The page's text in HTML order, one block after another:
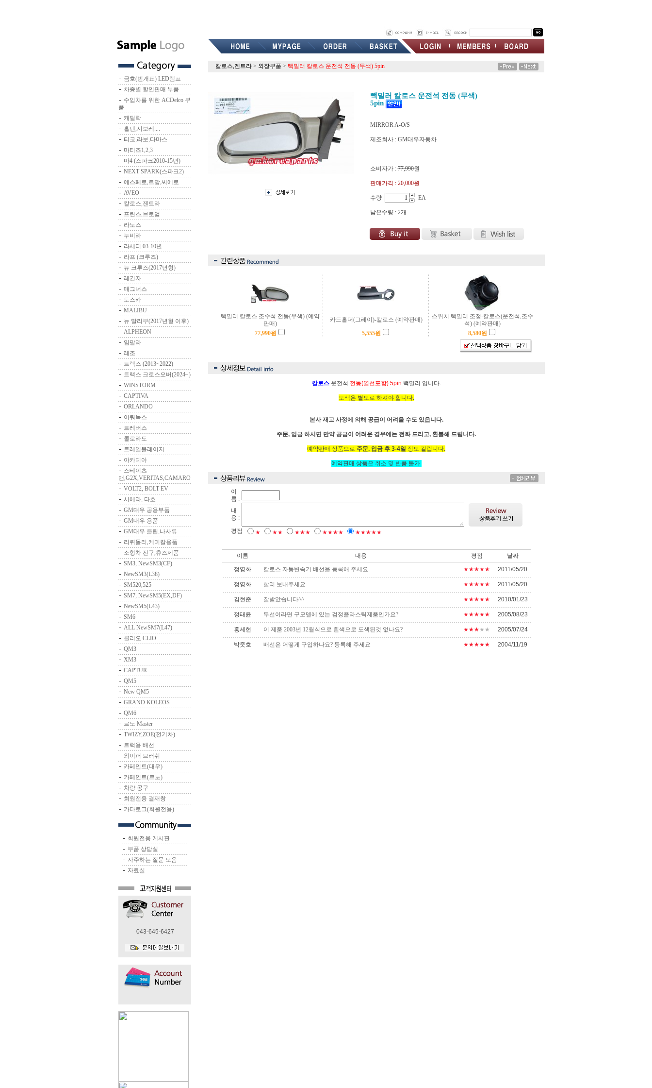
금호(번개표) LED램프
차종별 할인판매 부품
수입차를 위한 ACDelco 부
품
캐딜락
홀덴,시보레....
티코,라보,다마스
마티즈1,2,3
마4 (스파크2010-15년)
NEXT SPARK(스파크2)
에스페로,르망,씨에로
AVEO
칼로스,젠트라
프린스,브로엄
라노스
누비라
라세티 03-10년
라프 (크루즈)
뉴 크루즈(2017년형)
레간자
매그너스
토스카
MALIBU
뉴 말리부(2017년형 이후)
ALPHEON
임팔라
레조
트랙스 (2013~2022)
트랙스 크로스오버(2024~)
WINSTORM
CAPTIVA
ORLANDO
이쿼녹스
트레버스
콜로라도
트레일블레이저
아카디아
스테이츠
맨,G2X,VERITAS,CAMARO
VOLT2, BOLT EV
시에라, 타호
GM대우 공용부품
GM대우 용품
GM대우 클립,나사류
리퀴몰리,케미칼용품
소형차 전구,휴즈제품
SM3, NewSM3(CF)
NewSM3(L38)
SM520,525
SM7, NewSM5(EX,DF)
NewSM5(L43)
SM6
ALL NewSM7(L47)
클리오 CLIO
QM3
XM3
CAPTUR
QM5
New QM5
GRAND KOLEOS
QM6
르노 Master
TWIZY,ZOE(전기차)
트럭용 배선
와이퍼 브러쉬
카페인트(대우)
카페인트(르노)
차량 공구
회원전용 결재창
카다로그(회원전용)
회원전용 게시판
부품 상담실
자주하는 질문 모음
자료실
043-645-6427
칼로스,젠트라 > 외장부품 > 빽밀러 칼로스 운전석 전동 (무색) 5pin
빽밀러 칼로스 운전석 전동 (무색)
5pin
MIRROR A-O/S
제조회사 : GM대우자동차
소비자가 :77,990원
판매가격 : 20,000원
수량 EA
남은수량 : 2개
빽밀러 칼로스 조수석 전동(무색) (예약
판매)
카드홀더(그레이)-칼로스 (예약판매)
스위치 빽밀러 조정-칼로스(운전석,조수
석) (예약판매)
77,990원 5,555원 8,580원
칼로스운전석 전동(열선포함) 5pin 빽밀러 입니다.
도색은 별도로 하셔야 합니다.
본사 재고 사정에 의해 공급이 어려울 수도 있읍니다.
주문, 입금 하시면 만약 공급이 어려운 경우에는 전화 드리고, 환불해 드립니다.
예약판매 상품으로 주문, 입금 후 3-4일 정도 걸립니다.
예약판매 상품은 취소 및 반품 불가.
이
름 :
내
용 :
평점
★ ★★ ★★★ ★★★★ ★★★★★
이름 내용 평점
날짜
정영화
칼로스 자동변속기 배선을 등록해 주세요 ★★★★★ 2011/05/20
정영화 빨리 보내주세요 ★★★★★ 2011/05/20
김현준 잘받았습니다^^ ★★★★★ 2010/01/23
정태윤 무선이라면 구모델에 있는 검정플라스틱제품인가요? ★★★★★ 2005/08/23
홍세현 이 제품 2003년 12월식으로 흰색으로 도색된것 없나요? ★★★★★ 2005/07/24
박줏호 배선은 어떻게 구입하나요? 등록해 주세요 ★★★★★ 2004/11/19